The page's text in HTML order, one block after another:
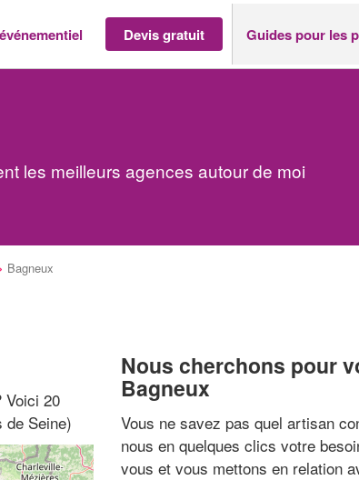
Devis gratuit Guides pour les
les meilleurs agences autour de moi
Bagneux
Voici 20
de Seine)
Nous cherchons pour
Bagneux
Vous ne savez pas quel artisan
nous en quelques clics votre
vous et vous mettons en relation